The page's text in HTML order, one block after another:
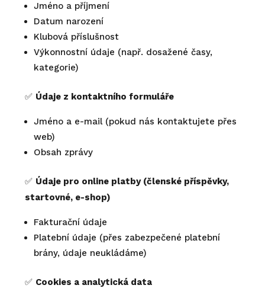
Jméno a příjmení
Datum narození
Klubová příslušnost
Výkonnostní údaje (např. dosažené časy,
kategorie)
✅ Údaje z kontaktního formuláře
Jméno a e-mail (pokud nás kontaktujete přes
web)
Obsah zprávy
✅ Údaje pro online platby (členské příspěvky,
startovné, e-shop)
Fakturační údaje
Platební údaje (přes zabezpečené platební
brány, údaje neukládáme)
✅ Cookies a analytická data